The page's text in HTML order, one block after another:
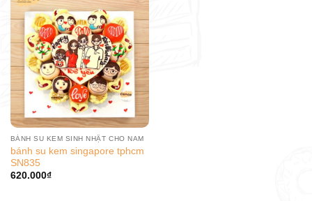
BÁNH SU KEM SINH NHẬT CHO NAM
bánh su kem singapore tphcm
SN835
620.000₫